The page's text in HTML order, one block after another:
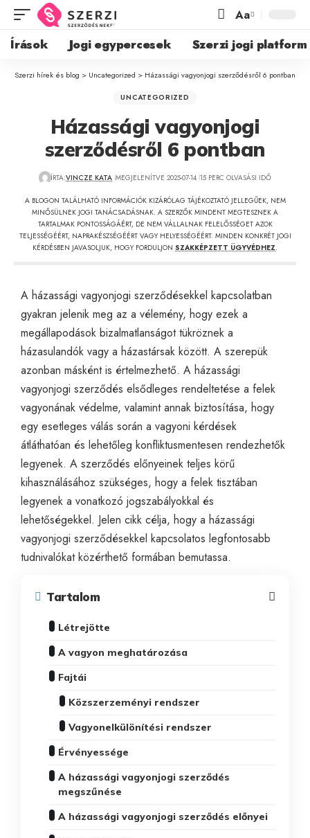
Aa
Írások Jogi egypercesek Szerzi jogi platform
Szerzi hírek és blog > Uncategorized > Házassági vagyonjogi szerződésről 6 pontban
UNCATEGORIZED
Házassági vagyonjogi
szerződésről 6 pontban
ÍRTA:VINCZE KATA MEGJELENÍTVE 2025-07-14 15 PERC OLVASÁSI IDŐ
A BLOGON TALÁLHATÓ INFORMÁCIÓK KIZÁRÓLAG TÁJÉKOZTATÓ JELLEGŰEK, NEM
MINŐSÜLNEK JOGI TANÁCSADÁSNAK. A SZERZŐK MINDENT MEGTESZNEK A
TARTALMAK PONTOSSÁGÁÉRT, DE NEM VÁLLALNAK FELELŐSSÉGET AZOK
TELJESSÉGÉÉRT, NAPRAKÉSZSÉGÉÉRT VAGY HELYESSÉGÉÉRT. MINDEN KONKRÉT JOGI
KÉRDÉSBEN JAVASOLJUK, HOGY FORDULJON SZAKKÉPZETT ÜGYVÉDHEZ.
A házassági vagyonjogi szerződésekkel kapcsolatban
gyakran jelenik meg az a vélemény, hogy ezek a
megállapodások bizalmatlanságot tükröznek a
házasulandók vagy a házastársak között. A szerepük
azonban másként is értelmezhető. A házassági
vagyonjogi szerződés elsődleges rendeltetése a felek
vagyonának védelme, valamint annak biztosítása, hogy
egy esetleges válás során a vagyoni kérdések
átláthatóan és lehetőleg konfliktusmentesen rendezhetők
legyenek. A szerződés előnyeinek teljes körű
kihasználásához szükséges, hogy a felek tisztában
legyenek a vonatkozó jogszabályokkal és
lehetőségekkel. Jelen cikk célja, hogy a házassági
vagyonjogi szerződésekkel kapcsolatos legfontosabb
tudnivalókat közérthető formában bemutassa.
Tartalom
Létrejötte
A vagyon meghatározása
Fajtái
Közszerzeményi rendszer
Vagyonelkülönítési rendszer
Érvényessége
A házassági vagyonjogi szerződés
megszűnése
A házassági vagyonjogi szerződés előnyei